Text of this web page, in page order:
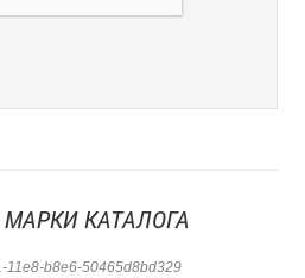
КАТАЛОГА
11e8-b8e6-50465d8bd329